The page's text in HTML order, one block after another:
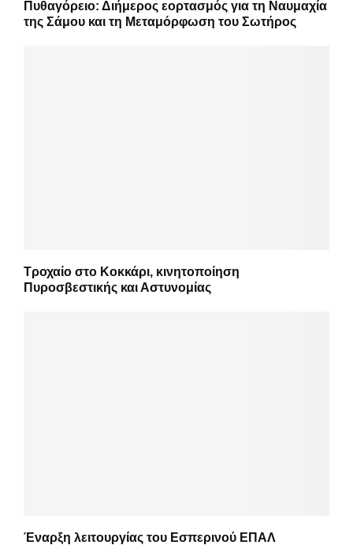
Πυθαγόρειο: Διήμερος εορτασμός για τη Ναυμαχία
της Σάμου και τη Μεταμόρφωση του Σωτήρος
Τροχαίο στο Κοκκάρι, κινητοποίηση
Πυροσβεστικής και Αστυνομίας
Έναρξη λειτουργίας του Εσπερινού ΕΠΑΛ